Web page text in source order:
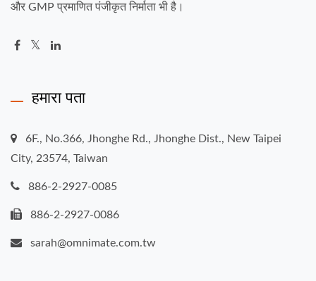
और GMP प्रमाणित पंजीकृत निर्माता भी है।
हमारा पता
6F., No.366, Jhonghe Rd., Jhonghe Dist., New Taipei
City, 23574, Taiwan
886-2-2927-0085
886-2-2927-0086
sarah@omnimate.com.tw